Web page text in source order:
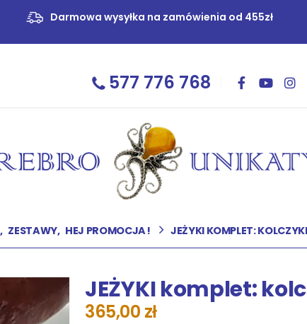
Darmowa wysyłka na zamówienia od 455zł
577 776 768
, ZESTAWY, HEJ PROMOCJA ! JEŻYKI KOMPLET:
JEŻYKI komplet:
365,00 zł